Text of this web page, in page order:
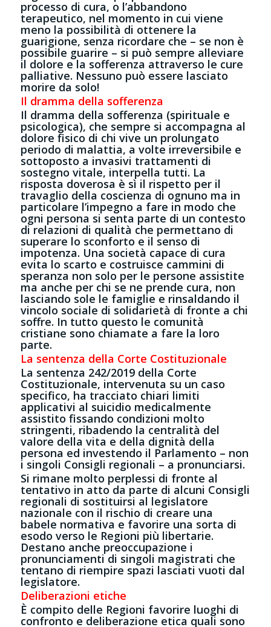
processo di cura, o l’abbandono
terapeutico, nel momento in cui viene
meno la possibilità di ottenere la
guarigione, senza ricordare che – se non è
possibile guarire – si può sempre alleviare
il dolore e la sofferenza attraverso le cure
palliative. Nessuno può essere lasciato
morire da solo!
Il dramma della sofferenza
Il dramma della sofferenza (spirituale e
psicologica), che sempre si accompagna al
dolore fisico di chi vive un prolungato
periodo di malattia, a volte irreversibile e
sottoposto a invasivi trattamenti di
sostegno vitale, interpella tutti. La
risposta doverosa è sì il rispetto per il
travaglio della coscienza di ognuno ma in
particolare l’impegno a fare in modo che
ogni persona si senta parte di un contesto
di relazioni di qualità che permettano di
superare lo sconforto e il senso di
impotenza. Una società capace di cura
evita lo scarto e costruisce cammini di
speranza non solo per le persone assistite
ma anche per chi se ne prende cura, non
lasciando sole le famiglie e rinsaldando il
vincolo sociale di solidarietà di fronte a chi
soffre. In tutto questo le comunità
cristiane sono chiamate a fare la loro
parte.
La sentenza della Corte Costituzionale
La sentenza 242/2019 della Corte
Costituzionale, intervenuta su un caso
specifico, ha tracciato chiari limiti
applicativi al suicidio medicalmente
assistito fissando condizioni molto
stringenti, ribadendo la centralità del
valore della vita e della dignità della
persona ed investendo il Parlamento – non
i singoli Consigli regionali – a pronunciarsi.
Si rimane molto perplessi di fronte al
tentativo in atto da parte di alcuni Consigli
regionali di sostituirsi al legislatore
nazionale con il rischio di creare una
babele normativa e favorire una sorta di
esodo verso le Regioni più libertarie.
Destano anche preoccupazione i
pronunciamenti di singoli magistrati che
tentano di riempire spazi lasciati vuoti dal
legislatore.
Deliberazioni etiche
È compito delle Regioni favorire luoghi di
confronto e deliberazione etica quali sono